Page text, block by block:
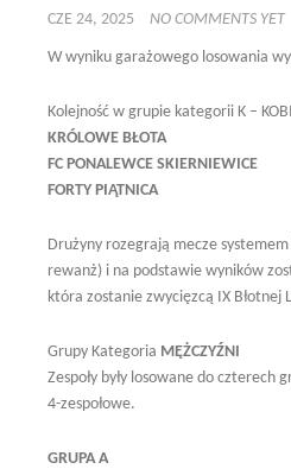
CZE 24, 2025 NO COMMENTS YET
W wyniku garażowego losowania
Kolejność w grupie kategorii K –
KRÓLOWE BŁOTA
FC PONALEWCE SKIERNIEWICE
FORTY PIĄTNICA
Drużyny rozegrają mecze
rewanż) i na podstawie wyników
która zostanie zwycięzcą IX Błotnej
Grupy Kategoria MĘŻCZYŹNI
Zespoły były losowane do czterech
4-zespołowe.
GRUPA A